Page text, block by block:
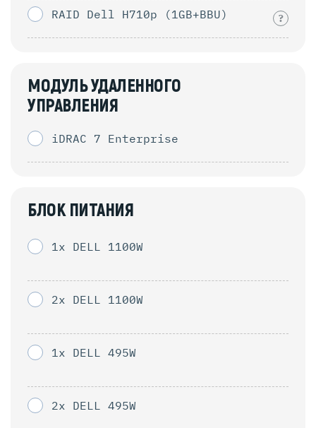
RAID Dell H710p (1GB+BBU) ?
МОДУЛЬ УДАЛЕННОГО
УПРАВЛЕНИЯ
iDRAC 7 Enterprise
БЛОК ПИТАНИЯ
1x DELL 1100W
2x DELL 1100W
1x DELL 495W
2x DELL 495W